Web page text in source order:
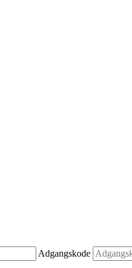
Adgangskode